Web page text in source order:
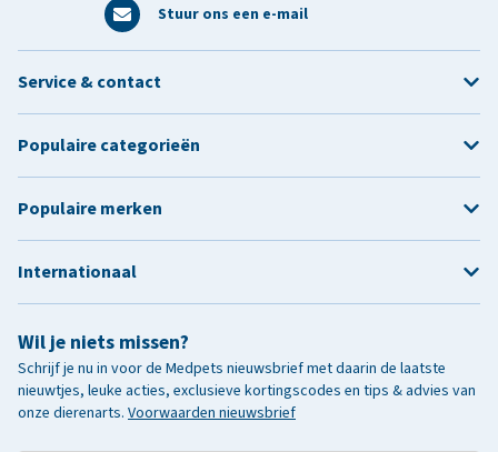
Stuur ons een e-mail
Wil je niets missen?
Schrijf je nu in voor de Medpets nieuwsbrief met daarin de laatste
nieuwtjes, leuke acties, exclusieve kortingscodes en tips & advies van
onze dierenarts. Voorwaarden nieuwsbrief
Service & contact
Populaire categorieën
Populaire merken
Internationaal